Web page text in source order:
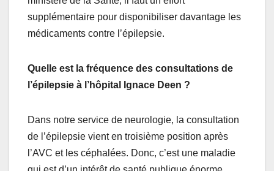
supplémentaire pour disponibiliser davantage les
médicaments contre l’épilepsie.
Quelle est la fréquence des consultations de
l’épilepsie à l’hôpital Ignace Deen ?
Dans notre service de neurologie, la consultation
de l’épilepsie vient en troisième position après
l’AVC et les céphalées. Donc, c’est une maladie